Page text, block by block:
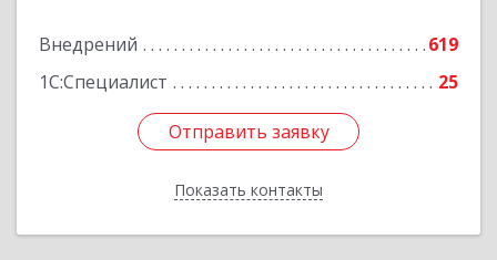
Внедрений
619
1С:Специалист
25
Отправить заявку
Показать контакты
Отправить заявку
Назад